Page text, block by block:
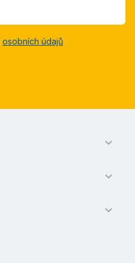
osobních údajů